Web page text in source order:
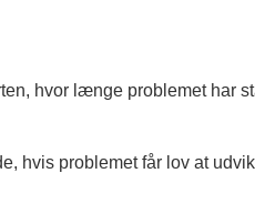
hvor længe problemet har
hvis problemet får lov at